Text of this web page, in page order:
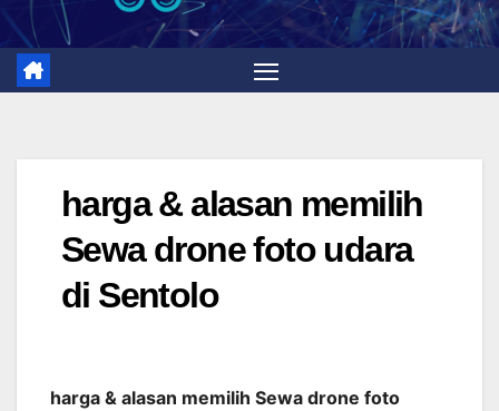
harga & alasan memilih
Sewa drone foto udara
di Sentolo
harga & alasan memilih Sewa drone foto